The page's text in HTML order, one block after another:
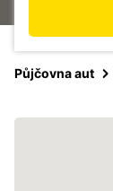
Půjčovna aut